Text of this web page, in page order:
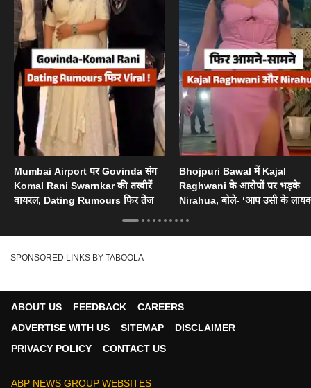
Mumbai Airport पर Govinda संग
Komal Rani Swarnkar की तस्वीरें
वायरल, Dating Rumours फिर तेज
Bhojpuri Bawal में Kajal
Raghwani के आरोपों पर भड़के
Nirahua, बोले- ‘आप उसी के लायक
SPONSORED LINKS BY TABOOLA
ABOUT US FEEDBACK
CAREERS
ADVERTISE WITH US
SITEMAP
DISCLAIMER
PRIVACY POLICY
CONTACT US
ABP NEWS GROUP WEBSITES